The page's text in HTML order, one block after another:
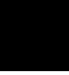
links
gold and